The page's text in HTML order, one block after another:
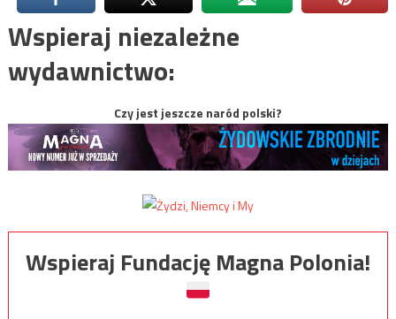
Wspieraj niezależne
wydawnictwo:
Czy jest jeszcze naród polski?
Wspieraj Fundację Magna Polonia!